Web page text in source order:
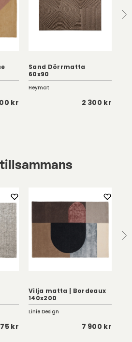
kr
Sand Dörrmatta
60x90
Heymat
2 300 kr
kr
Vilja matta | Bordeaux
140x200
Linie Design
7 900 kr